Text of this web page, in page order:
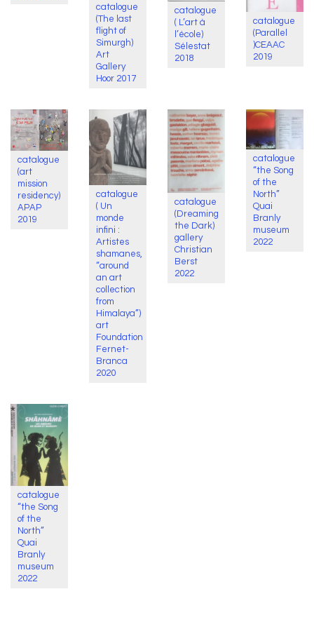
catalogue
(The last
flight of
Simurgh)
Art
Gallery
Hoor 2017
catalogue
( L’art à
l’école)
Sélestat
2018
catalogue
(Parallel
)CEAAC
2019
catalogue
(art
mission
residency)
APAP
2019
catalogue
( Un
monde
infini :
Artistes
shamanes,
“around
an art
collection
from
Himalaya”)
art
Foundation
Fernet-
Branca
2020
catalogue
(Dreaming
the Dark)
gallery
Christian
Berst
2022
catalogue
“the Song
of the
North”
Quai
Branly
museum
2022
catalogue
“the Song
of the
North”
Quai
Branly
museum
2022